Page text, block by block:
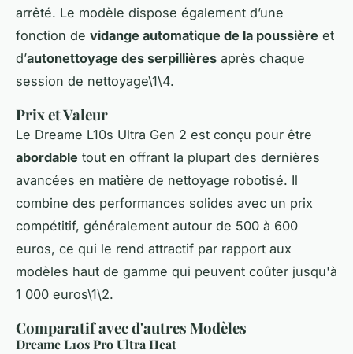
arrêté. Le modèle dispose également d’une
fonction de vidange automatique de la poussière et
d’autonettoyage des serpillières après chaque
session de nettoyage\1\4.
Prix et Valeur
Le Dreame L10s Ultra Gen 2 est conçu pour être
abordable tout en offrant la plupart des dernières
avancées en matière de nettoyage robotisé. Il
combine des performances solides avec un prix
compétitif, généralement autour de 500 à 600
euros, ce qui le rend attractif par rapport aux
modèles haut de gamme qui peuvent coûter jusqu'à
1 000 euros\1\2.
Comparatif avec d'autres Modèles
Dreame L10s Pro Ultra Heat